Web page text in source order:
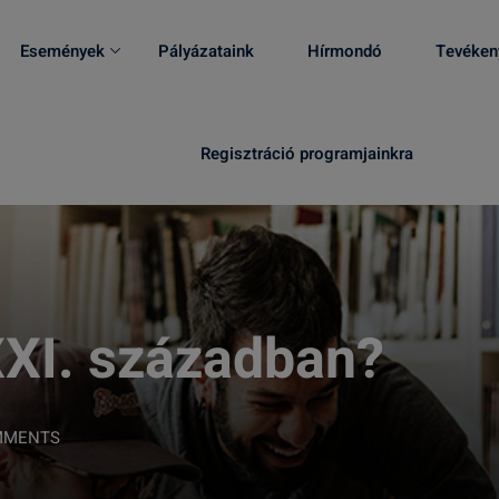
Események Pályázataink Hírmondó
Regisztráció programjainkra
században?